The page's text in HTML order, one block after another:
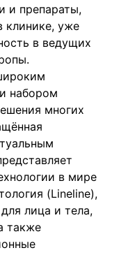
и препараты,
клинике, уже
в ведущих
набором
многих
в мире
(Lineline),
лица и тела,
также